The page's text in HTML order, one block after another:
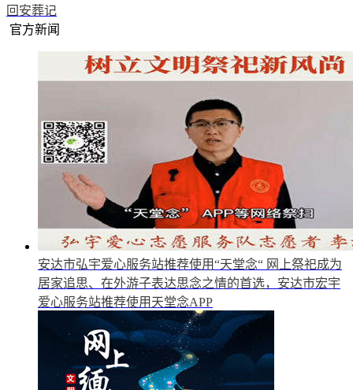
回安葬记
官方新闻
安达市弘宇爱心服务站推荐使用“天堂念“ 网上祭祀成为
居家追思、在外游子表达思念之情的首选，安达市宏宇
爱心服务站推荐使用天堂念APP